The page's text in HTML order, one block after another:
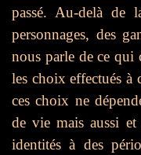
passé. Au-delà de
personnages, des
nous parle de ce qui
les choix effectués à
ces choix ne
de vie mais aussi et
identités à des